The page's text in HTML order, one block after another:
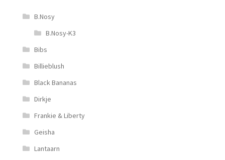
B.Nosy
B.Nosy-K3
Bibs
Billieblush
Black Bananas
Dirkje
Frankie & Liberty
Geisha
Lantaarn